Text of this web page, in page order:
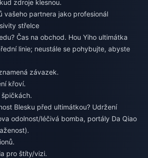
zdroje klesnou.
vašeho partnera jako profesionál
střelce
Čas na obchod. Hou Yiho ultimátka
linie; neustále se pohybujte, abyste
závazek.
křoví.
Blesku před ultimátkou? Udržení
odolnost/léčivá bomba, portály Da Qiao
pro štíty/vizi.